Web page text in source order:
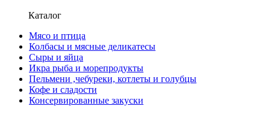
Каталог
Мясо и птица
Колбасы и мясные деликатесы
Сыры и яйца
Икра рыба и морепродукты
Пельмени ,чебуреки, котлеты и голубцы
Кофе и сладости
Консервированные закуски